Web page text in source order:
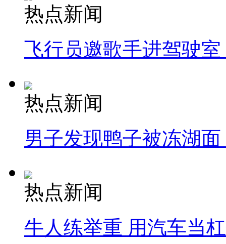
热点新闻
飞行员邀歌手进驾驶
热点新闻
男子发现鸭子被冻湖
热点新闻
牛人练举重 用汽车当